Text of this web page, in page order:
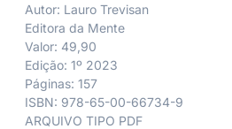
Autor: Lauro Trevisan
Editora da Mente
Valor: 49,90
Edição: 1º 2023
Páginas: 157
ISBN: 978-65-00-66734-9
ARQUIVO TIPO PDF